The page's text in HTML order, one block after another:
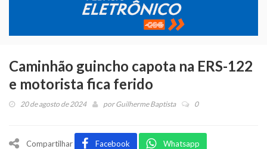
Caminhão guincho capota na ERS-122
e motorista fica ferido
20 de agosto de 2024 porGuilherme Baptista 0
Compartilhar Facebook Whatsapp